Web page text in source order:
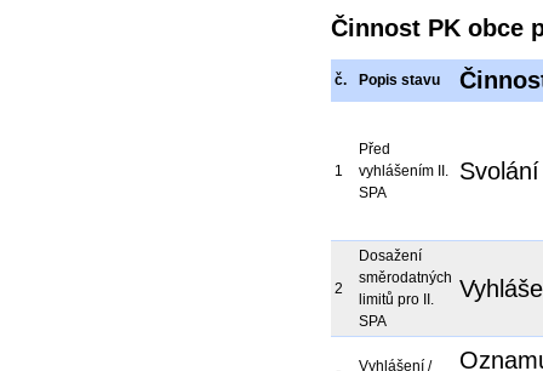
Činnost PK obce
č. Popis stavu
1
Před
vyhlášením II.
SPA
2
Dosažení
směrodatných
limitů pro II.
SPA
Vyhlášení /